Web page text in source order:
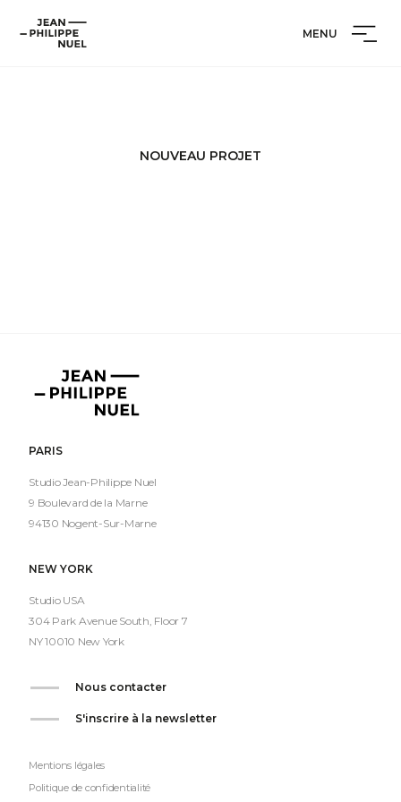
contenu
Jean-
Philippe
MENU
NOUVEAU PROJET
Jean-
Philippe
PARIS
Studio Jean-Philippe Nuel
9 Boulevard de la Marne
94130 Nogent-Sur-Marne
NEW YORK
Studio USA
304 Park Avenue South, Floor 7
NY 10010 New York
Nous contacter
S'inscrire à la newsletter
Mentions légales
Politique de confidentialité